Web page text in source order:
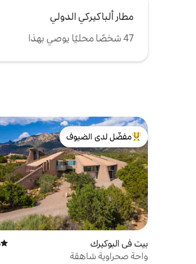
مطار ألباكيركي الدولي
47 شخصًا محليًا يوصي بهذا
من أبرز البيوت المفضّلة لدى الضيوف
مفضّل لدى الضيوف
بيت في البوكيرك
واحة صحراوية شاهقة